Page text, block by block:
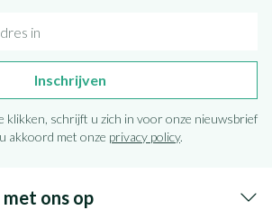
Inschrijven
klikken, schrijft u zich in voor onze nieuwsbrief
akkoord met onze privacy policy.
ons op